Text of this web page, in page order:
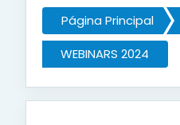
Página Principal
WEBINARS 2024